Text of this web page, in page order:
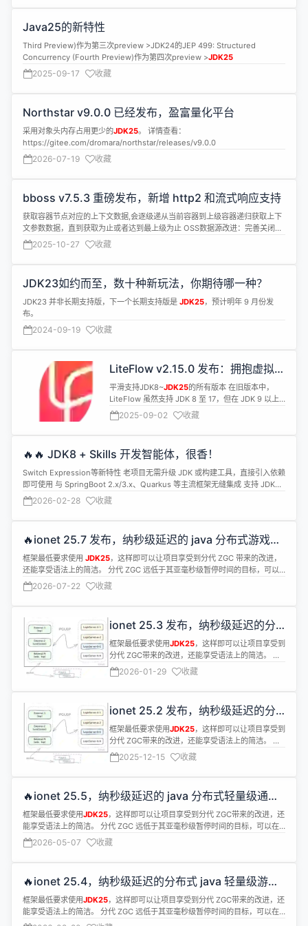
Java25的新特性
Third Preview)作为第三次preview >JDK24的JEP 499: Structured
Concurrency (Fourth Preview)作为第四次preview >JDK25
2025-09-17 收藏
Northstar v9.0.0 已经发布，盈富量化平台
采用对象头内存占用更少的JDK25。 详情查看：
https://gitee.com/dromara/northstar/releases/v9.0.0
2026-07-19 收藏
bboss v7.5.3 重磅发布，新增 http2 和流式响应支持
获取容器节点对应的上下文数据,会逐级递从当前容器到上级容器递归获取上下
文参数数据，直到获取为止或者达到最上级为止 OSS数据源改进：完善关闭
OSS数据源功能，清理遗留数据源 完善工程源码和案例源码gradle构建脚本，
兼容
2025-10-27 收藏
JDK23如约而至，数十种新玩法，你期待哪一种？
JDK23 并非长期支持版，下一个长期支持版是 JDK25，预计明年 9 月份发
布。
2024-09-19 收藏
LiteFlow v2.15.0 发布：拥抱虚拟线
程，告别JVM参数！
平滑支持JDK8~JDK25的所有版本 在旧版本中，
LiteFlow 虽然支持 JDK 8 至 17，但在 JDK 9 以上
环境中运行时，需要用户额外添加 JVM 参数。
2025-09-02 收藏
🔥🔥 JDK8 + Skills 开发智能体，很香！
Switch Expression等新特性 老项目无需升级 JDK 或构建工具，直接引入依赖
即可使用 与 SpringBoot 2.x/3.x、Quarkus 等主流框架无缝集成 支持 JDK8
~JDK25
2026-02-28 收藏
🔥ionet 25.7 发布，纳秒级延迟的 java 分布式游戏服
务器
框架最低要求使用 JDK25，这样即可以让项目享受到分代 ZGC 带来的改进，
还能享受语法上的简洁。 分代 ZGC 远低于其亚毫秒级暂停时间的目标，可以
在不影响速度的情况下，清理掉多余的内存。
2026-07-22 收藏
ionet 25.3 发布，纳秒级延迟的分
布式 java netty 轻量级网络通信框
架
框架最低要求使用JDK25，这样即可以让项目享受到
分代 ZGC带来的改进，还能享受语法上的简洁。 分
代 ZGC 远低于其亚毫秒级暂停时间的目标，可以在
不影响速度的情况下，清理掉多余的内存。
2026-01-29 收藏
ionet 25.2 发布，纳秒级延迟的分
布式网络通信框架
框架最低要求使用JDK25，这样即可以让项目享受到
分代 ZGC带来的改进，还能享受语法上的简洁。 分
代 ZGC 远低于其亚毫秒级暂停时间的目标，可以在
不影响速度的情况下，清理掉多余的内存。
2025-12-15 收藏
🔥ionet 25.5，纳秒级延迟的 java 分布式轻量级通信
框架
框架最低要求使用JDK25，这样即可以让项目享受到分代 ZGC带来的改进，还
能享受语法上的简洁。 分代 ZGC 远低于其亚毫秒级暂停时间的目标，可以在
不影响速度的情况下，清理掉多余的内存。
2026-05-07 收藏
🔥ionet 25.4，纳秒级延迟的分布式 java 轻量级游戏
服务器框架
框架最低要求使用JDK25，这样即可以让项目享受到分代 ZGC带来的改进，还
能享受语法上的简洁。 分代 ZGC 远低于其亚毫秒级暂停时间的目标，可以在
不影响速度的情况下，清理掉多余的内存。